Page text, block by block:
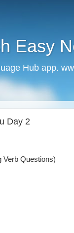
Easy
Hub app.
Day 2
Verb Questions)